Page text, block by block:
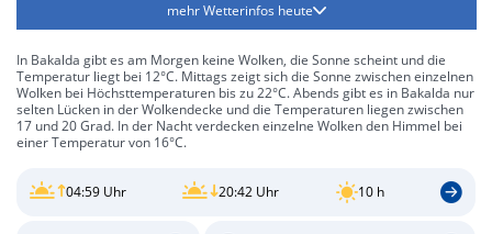
mehr Wetterinfos heute
In Bakalda gibt es am Morgen keine Wolken, die Sonne scheint und die
Temperatur liegt bei 12°C. Mittags zeigt sich die Sonne zwischen einzelnen
Wolken bei Höchsttemperaturen bis zu 22°C. Abends gibt es in Bakalda nur
selten Lücken in der Wolkendecke und die Temperaturen liegen zwischen
17 und 20 Grad. In der Nacht verdecken einzelne Wolken den Himmel bei
einer Temperatur von 16°C.
04:59 Uhr 20:42 Uhr 10 h